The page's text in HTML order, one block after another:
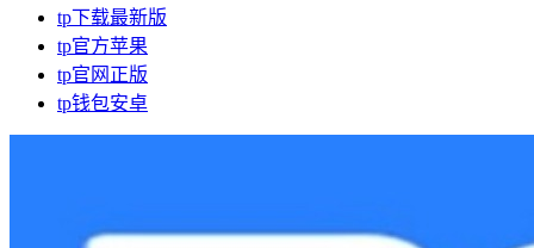
tp下载最新版
tp官方苹果
tp官网正版
tp钱包安卓